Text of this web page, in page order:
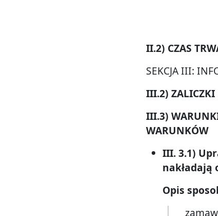
II.2) CZAS
SEKCJA III:
III.2) ZALICZKI
III.3)
WARUNKÓW
III. 3.1)
nakładają
Opis